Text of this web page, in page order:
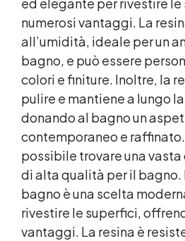
numerosi vantaggi. La
all’umidità, ideale per un
bagno, e può essere
colori e finiture. Inoltre, la
pulire e mantiene a lungo
donando al bagno un
contemporaneo e raffinato.
possibile trovare una
di alta qualità per il bagno.
bagno è una scelta
rivestire le superfici,
vantaggi. La resina è